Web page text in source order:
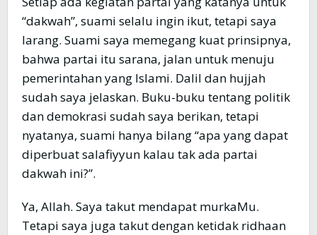
“dakwah”, suami selalu ingin ikut, tetapi saya
larang. Suami saya memegang kuat prinsipnya,
bahwa partai itu sarana, jalan untuk menuju
pemerintahan yang Islami. Dalil dan hujjah
sudah saya jelaskan. Buku-buku tentang politik
dan demokrasi sudah saya berikan, tetapi
nyatanya, suami hanya bilang “apa yang dapat
diperbuat salafiyyun kalau tak ada partai
dakwah ini?”.
Ya, Allah. Saya takut mendapat murkaMu.
Tetapi saya juga takut dengan ketidak ridhaan